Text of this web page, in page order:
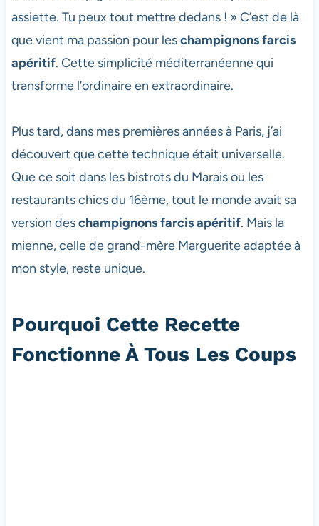
assiette. Tu peux tout mettre dedans ! » C’est de là
que vient ma passion pour leschampignons farcis
apéritif. Cette simplicité méditerranéenne qui
transforme l’ordinaire en extraordinaire.
Plus tard, dans mes premières années à Paris, j’ai
découvert que cette technique était universelle.
Que ce soit dans les bistrots du Marais ou les
restaurants chics du 16ème, tout le monde avait sa
version deschampignons farcis apéritif. Mais la
mienne, celle de grand-mère Marguerite adaptée à
mon style, reste unique.
Pourquoi Cette Recette
Fonctionne À Tous Les Coups